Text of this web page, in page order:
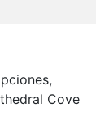
Cove